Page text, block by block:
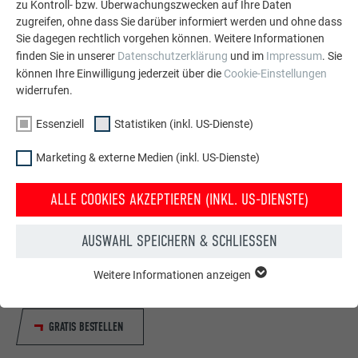
Kostenlos PREFA Prospekte bestellen
Hochwasserschutz – mit PREFA Produkten aus Aluminium
sieht Ihr Haus nicht nur gut aus, sondern ist auch bestens
GRATIS BESTELLEN
zu Kontroll- bzw. Überwachungszwecken auf Ihre Daten
zugreifen, ohne dass Sie darüber informiert werden und ohne dass
Sie dagegen rechtlich vorgehen können. Weitere Informationen
finden Sie in unserer Datenschutzerklärung und im Impressum. Sie
können Ihre Einwilligung jederzeit über die Cookie-Einstellungen
widerrufen.
Essenziell Statistiken (inkl. US-Dienste)
Marketing & externe Medien (inkl. US-Dienste)
ALLE COOKIES AKZEPTIEREN (INKL. US-DIENSTE)
AUSWAHL SPEICHERN & SCHLIESSEN
Funktionen der Website benötigt. Dadurch ist gewährleistet,
dass die Website einwandfrei funktioniert.
Weitere Informationen anzeigen